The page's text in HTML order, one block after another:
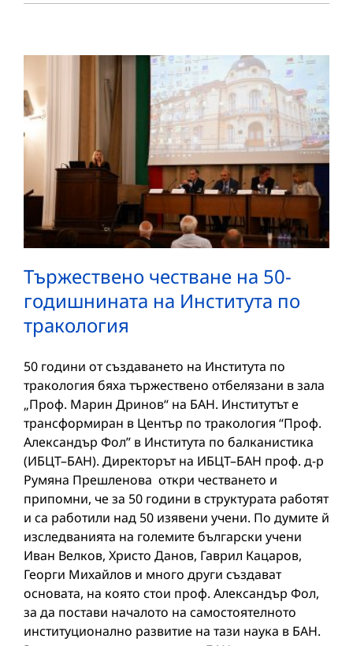
Tържествено честване на 50-
годишнината на Института по
тракология
50 години от създаването на Института по
тракология бяха тържествено отбелязани в зала
„Проф. Марин Дринов“ на БАН. Институтът е
трансформиран в Център по тракология “Проф.
Александър Фол” в Института по балканистика
(ИБЦТ–БАН). Директорът на ИБЦТ–БАН проф. д-р
Румяна Прешленова откри честването и
припомни, че за 50 години в структурата работят
и са работили над 50 изявени учени. По думите й
изследванията на големите български учени
Иван Велков, Христо Данов, Гаврил Кацаров,
Георги Михайлов и много други създават
основата, на която стои проф. Александър Фол,
за да постави началото на самостоятелното
институционално развитие на тази наука в БАН.